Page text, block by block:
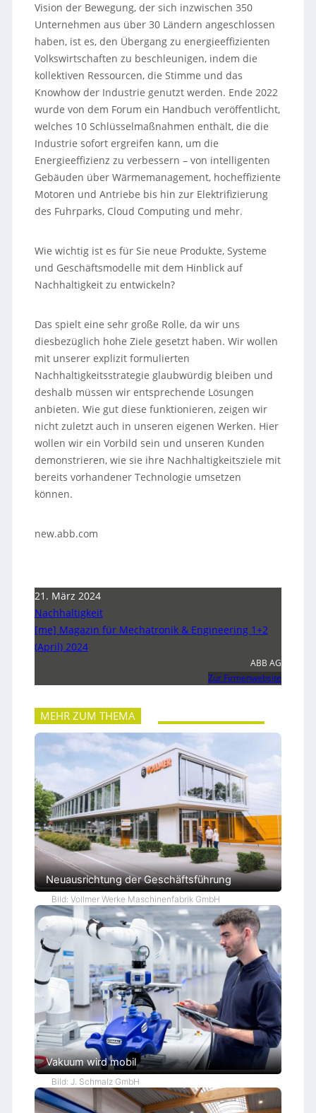
Vision der Bewegung, der sich inzwischen 350
Unternehmen aus über 30 Ländern angeschlossen
haben, ist es, den Übergang zu energieeffizienten
Volkswirtschaften zu beschleunigen, indem die
kollektiven Ressourcen, die Stimme und das
Knowhow der Industrie genutzt werden. Ende 2022
wurde von dem Forum ein Handbuch veröffentlicht,
welches 10 Schlüsselmaßnahmen enthält, die die
Industrie sofort ergreifen kann, um die
Energieeffizienz zu verbessern – von intelligenten
Gebäuden über Wärmemanagement, hocheffiziente
Motoren und Antriebe bis hin zur Elektrifizierung
des Fuhrparks, Cloud Computing und mehr.
Wie wichtig ist es für Sie neue Produkte, Systeme
und Geschäftsmodelle mit dem Hinblick auf
Nachhaltigkeit zu entwickeln?
Das spielt eine sehr große Rolle, da wir uns
diesbezüglich hohe Ziele gesetzt haben. Wir wollen
mit unserer explizit formulierten
Nachhaltigkeitsstrategie glaubwürdig bleiben und
deshalb müssen wir entsprechende Lösungen
anbieten. Wie gut diese funktionieren, zeigen wir
nicht zuletzt auch in unseren eigenen Werken. Hier
wollen wir ein Vorbild sein und unseren Kunden
demonstrieren, wie sie ihre Nachhaltigkeitsziele mit
bereits vorhandener Technologie umsetzen
können.
new.abb.com
21. März 2024
Nachhaltigkeit
[me] Magazin für Mechatronik & Engineering 1+2
(April) 2024
ABB AG
Zur Firmenwebsite
MEHR ZUM THEMA
Neuausrichtung der Geschäftsführung
Bild: Vollmer Werke Maschinenfabrik GmbH
Vakuum wird mobil
Bild: J. Schmalz GmbH